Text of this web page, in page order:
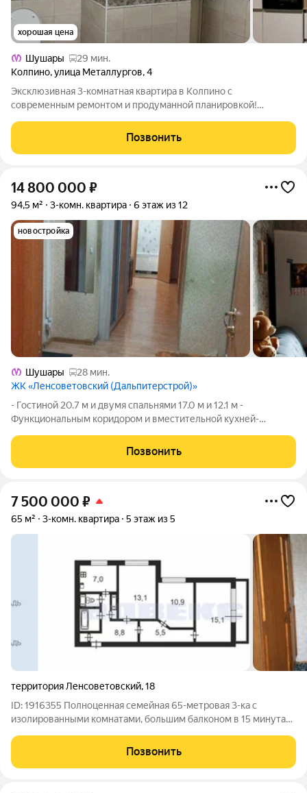
хорошая цена
Шушары
29 мин.
Колпино,улица Металлургов,4
Эксклюзивная 3-комнатная квартира в Колпино с
современным ремонтом и продуманной планировкой!
дизайнерским ремонтом и уникальными архитектурными
решениями. Квартира полностью готова к комфортному
Позвонить
14 800 000 ₽
94,5 м² 3-комн. квартира 6 этаж из 12
новостройка
Шушары
28 мин.
ЖК «Ленсоветовский (Дальпитерстрой)»
- Гостиной 20.7 м и двумя спальнями 17.0 м и 12.1 м -
Функциональным коридором и вместительной кухней-
балконами и 1 лоджией - Изолированной кладовой - 2
раздельными санузлами и ванной комнатой
Позвонить
7 500 000 ₽
65 м² 3-комн. квартира 5 этаж из 5
территория Ленсоветовский,18
ID: 1916355 Полноценная семейная 65-метровая 3-ка с
изолированными комнатами, большим балконом в 15 минутах
Городская прописка, перспектива - скоростной трамвай до
метро Купчино. Один собственник
Позвонить